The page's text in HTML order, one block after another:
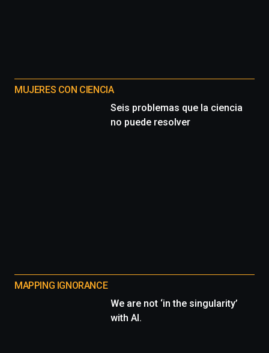
MUJERES CON CIENCIA
Seis problemas que la ciencia
no puede resolver
MAPPING IGNORANCE
We are not ‘in the singularity’
with AI.